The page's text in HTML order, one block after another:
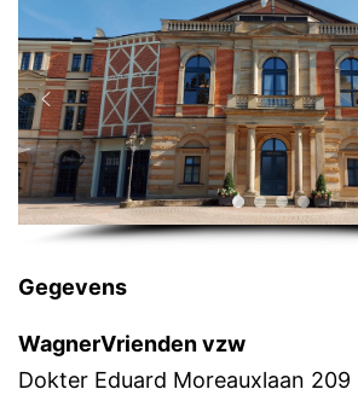
Gegevens
WagnerVrienden vzw
Dokter Eduard Moreauxlaan 209